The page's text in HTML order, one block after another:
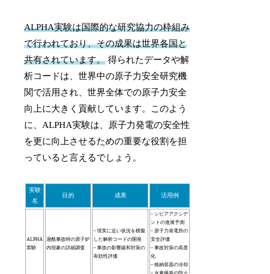
ALPHA実験は国際的な研究協力の枠組み
で行われており、その成果は世界各国と
共有されています。 得られたデータや解
析コードは、世界中の原子力安全研究機
関で活用され、世界全体での原子力安全
向上に大きく貢献しています。このよう
に、ALPHA実験は、原子力発電の安全性
を更に向上させるための重要な役割を担
っていると言えるでしょう。
実験
名
目的 成果 活用例
ALPHA
実験
過酷事故時の原子炉
内現象の詳細調査
– 現実に近い状況を模擬
した解析コードの開発
– 事故の影響緩和対策の
有効性評価
– シビアアクシデ
ントの進展予測
– 原子力発電所の
安全評価
– 事故対策の高度
化
– 格納容器の冷却